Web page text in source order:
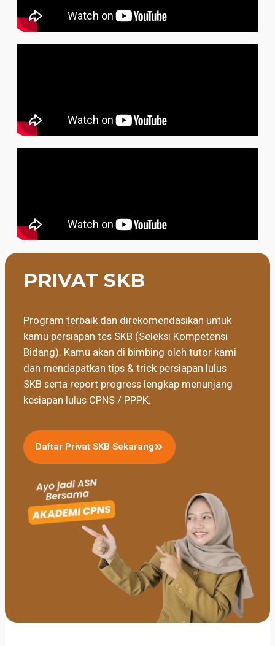
PRIVAT SKB
Program terbaik dan direkomendasikan untuk
kamu persiapan tes SKB (Seleksi Kompetensi
Bidang). Kamu akan di bimbing oleh tutor kami
dan mendapatkan tips & trick persiapan lulus
SKB serta report progress lengkap menunjang
kesiapan lulus CPNS / PPPK.
Daftar Privat SKB Sekarang